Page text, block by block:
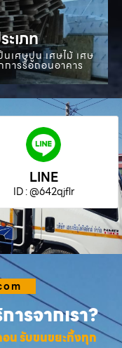
เภท
นเศษปูน เศษไม้ เศษ
ารรื้อถอนอาคาร
LINE
ID : @642qjflr
ารจากเรา?
อน รับขนขยะทิ้งทุก